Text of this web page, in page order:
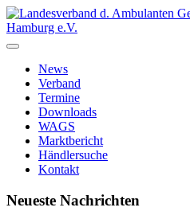
News
Verband
Termine
Downloads
WAGS
Marktbericht
Händlersuche
Kontakt
Neueste Nachrichten